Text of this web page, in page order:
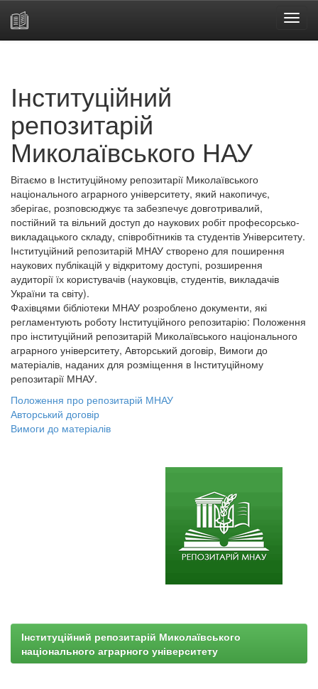
Інституційний
репозитарій
Миколаївського НАУ
Вітаємо в Інституційному репозитарії Миколаївського
національного аграрного університету, який накопичує,
зберігає, розповсюджує та забезпечує довготривалий,
постійний та вільний доступ до наукових робіт професорсько-
викладацького складу, співробітників та студентів Університету.
Інституційний репозитарій МНАУ створено для поширення
наукових публікацій у відкритому доступі, розширення
аудиторії їх користувачів (науковців, студентів, викладачів
України та світу).
Фахівцями бібліотеки МНАУ розроблено документи, які
регламентують роботу Інституційного репозитарію: Положення
про інституційний репозитарій Миколаївського національного
аграрного університету, Авторський договір, Вимоги до
матеріалів, наданих для розміщення в Інституційному
репозитарії МНАУ.
Положення про репозитарій МНАУ
Авторський договір
Вимоги до матеріалів
Інституційний репозитарій Миколаївського
національного аграрного університету